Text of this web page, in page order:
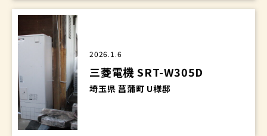
2026.1.6
三菱電機 SRT-W305D
埼玉県 菖蒲町 U様邸